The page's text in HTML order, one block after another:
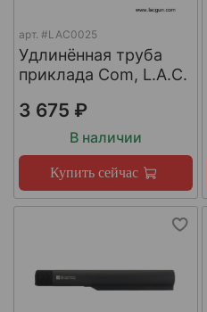
арт. #LAC0025
Удлинённая труба
приклада Com, L.A.C.
3 675 ₽
В наличии
Купить сейчас